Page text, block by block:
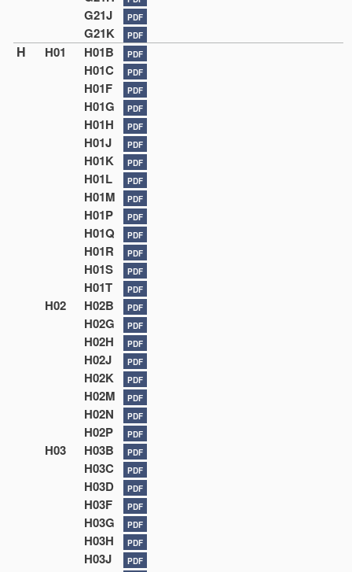
G21J PDF
G21K PDF
H H01 H01B PDF
H01C PDF
H01F PDF
H01G PDF
H01H PDF
H01J PDF
H01K PDF
H01L PDF
H01M PDF
H01P PDF
H01Q PDF
H01R PDF
H01S PDF
H01T PDF
H02 H02B PDF
H02G PDF
H02H PDF
H02J PDF
H02K PDF
H02M PDF
H02N PDF
H02P PDF
H03 H03B PDF
H03C PDF
H03D PDF
H03F PDF
H03G PDF
H03H PDF
H03J PDF